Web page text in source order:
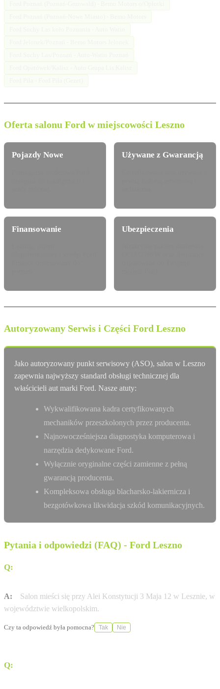
Oferta salonu Ford w miejscowości Leszno
Pojazdy Nowe Używane z Gwarancją
Finansowanie Ubezpieczenia
Autoryzowany Serwis i Części Ford Leszno
Jako autoryzowany punkt serwisowy (ASO), salon w Leszno
zapewnia najwyższy standard obsługi technicznej dla
właścicieli aut marki Ford. Nasze atuty:
Wykwalifikowana kadra certyfikowanych
mechaników przeszkolonych przez producenta.
Najnowocześniejsza diagnostyka komputerowa i
narzędzia dedykowane Ford.
Wyłącznie oryginalne części zamienne z pełną
gwarancją producenta.
Kompleksowa obsługa blacharsko-lakiernicza i
bezgotówkowa likwidacja szkód komunikacyjnych.
Pytania i odpowiedzi (FAQ) - Ford Leszno
Q:
A:
Salon mieści się przy Alei Konstytucji 3 Maja 12 w Lesznie, w
województwie wielkopolskim.
Czy ta odpowiedź była pomocna? Tak Nie
Q: